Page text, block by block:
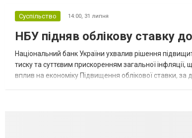
Суспільство 14:00, 31 липня
НБУ підняв облікову ставку
Національний банк України ухвалив рішення
тиску та суттєвим прискоренням загальної
вплив на економіку Підвищення облікової ставки,